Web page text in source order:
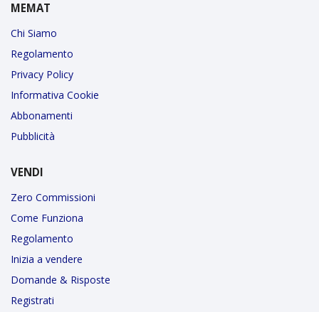
MEMAT
Chi Siamo
Regolamento
Privacy Policy
Informativa Cookie
Abbonamenti
Pubblicità
VENDI
Zero Commissioni
Come Funziona
Regolamento
Inizia a vendere
Domande & Risposte
Registrati